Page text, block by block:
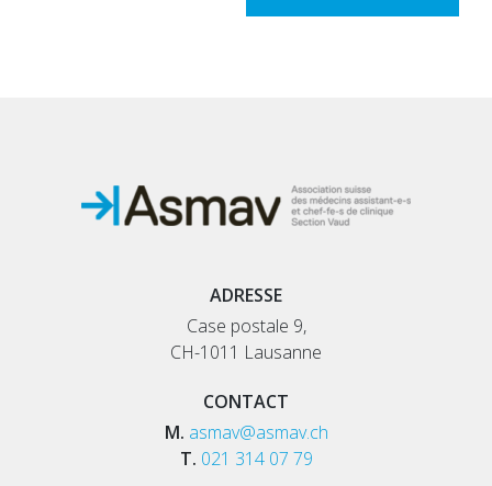
ADRESSE
Case postale 9,
CH-1011 Lausanne
CONTACT
M. asmav@asmav.ch
T. 021 314 07 79